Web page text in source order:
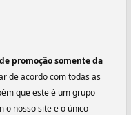
promoção somente da
de acordo com todas as
que este é um grupo
o nosso site e o único